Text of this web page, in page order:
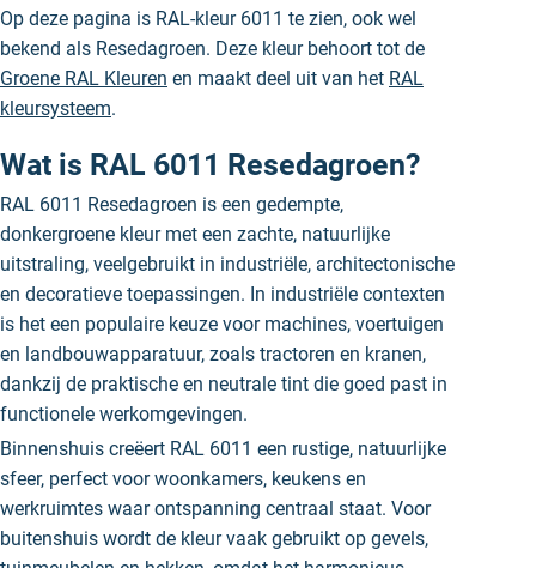
Op deze pagina is RAL-kleur 6011 te zien, ook wel
bekend als Resedagroen. Deze kleur behoort tot de
Groene RAL Kleuren en maakt deel uit van het RAL
kleursysteem.
Wat is RAL 6011 Resedagroen?
RAL 6011 Resedagroen is een gedempte,
donkergroene kleur met een zachte, natuurlijke
uitstraling, veelgebruikt in industriële, architectonische
en decoratieve toepassingen. In industriële contexten
is het een populaire keuze voor machines, voertuigen
en landbouwapparatuur, zoals tractoren en kranen,
dankzij de praktische en neutrale tint die goed past in
functionele werkomgevingen.
Binnenshuis creëert RAL 6011 een rustige, natuurlijke
sfeer, perfect voor woonkamers, keukens en
werkruimtes waar ontspanning centraal staat. Voor
buitenshuis wordt de kleur vaak gebruikt op gevels,